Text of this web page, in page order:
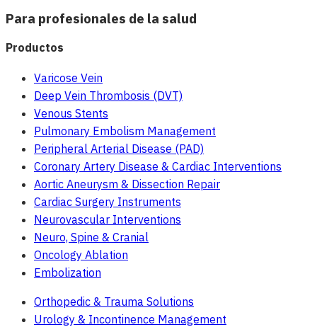
Para profesionales de la salud
Productos
Varicose Vein
Deep Vein Thrombosis (DVT)
Venous Stents
Pulmonary Embolism Management
Peripheral Arterial Disease (PAD)
Coronary Artery Disease & Cardiac Interventions
Aortic Aneurysm & Dissection Repair
Cardiac Surgery Instruments
Neurovascular Interventions
Neuro, Spine & Cranial
Oncology Ablation
Embolization
Orthopedic & Trauma Solutions
Urology & Incontinence Management